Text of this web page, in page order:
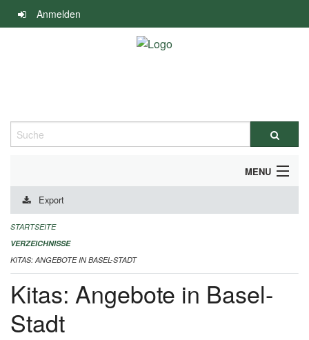
Navigation
überspringen
Anmelden
Suche
MENU
ALLGEMEINE INFORMATIONEN
IMPRESSUM
Export
STARTSEITE
VERZEICHNISSE
KITAS: ANGEBOTE IN BASEL-STADT
Kitas: Angebote in Basel-
Stadt